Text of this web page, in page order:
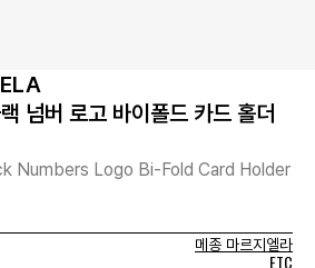
넘버 로고 바이폴드 카드 홀더
Numbers Logo Bi-Fold Card Holder
메종 마르지엘라
ETC